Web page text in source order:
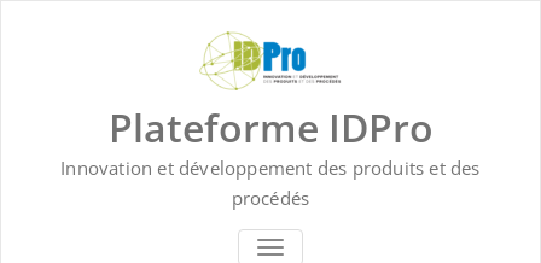
Plateforme IDPro
Innovation et développement des produits et des
procédés
BASCULER LA NAVIGATION